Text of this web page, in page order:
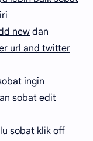
newdan
url and twitter
ingin
sobat edit
sobat klik off